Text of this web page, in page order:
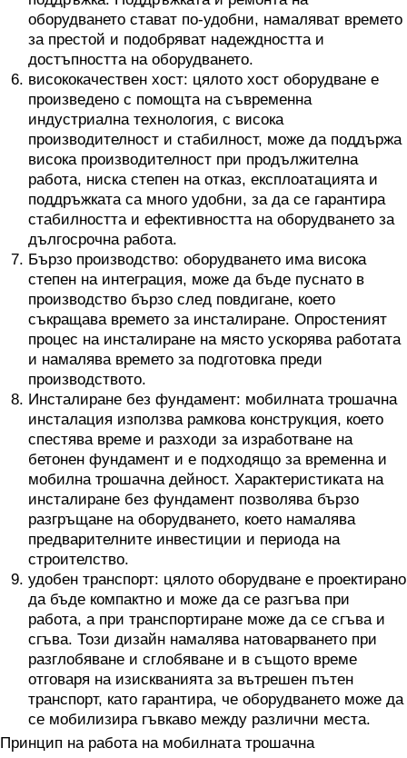
оборудването стават по-удобни, намаляват времето
за престой и подобряват надеждността и
достъпността на оборудването.
висококачествен хост: цялото хост оборудване е
произведено с помощта на съвременна
индустриална технология, с висока
производителност и стабилност, може да поддържа
висока производителност при продължителна
работа, ниска степен на отказ, експлоатацията и
поддръжката са много удобни, за да се гарантира
стабилността и ефективността на оборудването за
дългосрочна работа.
Бързо производство: оборудването има висока
степен на интеграция, може да бъде пуснато в
производство бързо след повдигане, което
съкращава времето за инсталиране. Опростеният
процес на инсталиране на място ускорява работата
и намалява времето за подготовка преди
производството.
Инсталиране без фундамент: мобилната трошачна
инсталация използва рамкова конструкция, което
спестява време и разходи за изработване на
бетонен фундамент и е подходящо за временна и
мобилна трошачна дейност. Характеристиката на
инсталиране без фундамент позволява бързо
разгръщане на оборудването, което намалява
предварителните инвестиции и периода на
строителство.
удобен транспорт: цялото оборудване е проектирано
да бъде компактно и може да се разгъва при
работа, а при транспортиране може да се сгъва и
сгъва. Този дизайн намалява натоварването при
разглобяване и сглобяване и в същото време
отговаря на изискванията за вътрешен пътен
транспорт, като гарантира, че оборудването може да
се мобилизира гъвкаво между различни места.
Принцип на работа на мобилната трошачна